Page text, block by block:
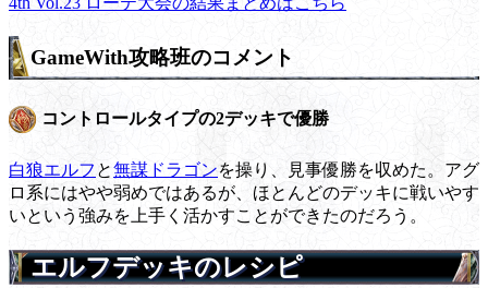
GameWith攻略班のコメント
コントロールタイプの2デッキで優勝
白狼エルフ と無謀ドラゴンを操り、見事優勝を収めた。アグ
ロ系にはやや弱めではあるが、ほとんどのデッキに戦いやす
いという強みを上手く活かすことができたのだろう。
エルフデッキのレシピ